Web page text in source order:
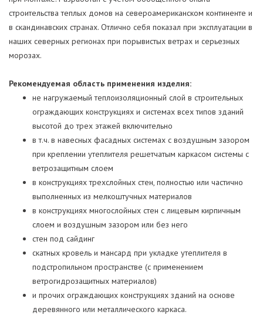
строительства теплых домов на североамериканском континенте и
в скандинавских странах. Отлично себя показал при эксплуатации в
наших северных регионах при порывистых ветрах и серьезных
морозах.
Рекомендуемая область применения изделия:
не нагружаемый теплоизоляционный слой в строительных
ограждающих конструкциях и системах всех типов зданий
высотой до трех этажей включительно
в т.ч. в навесных фасадных системах с воздушным зазором
при креплении утеплителя решетчатым каркасом системы с
ветрозащитным слоем
в конструкциях трехслойных стен, полностью или частично
выполненных из мелкоштучных материалов
в конструкциях многослойных стен с лицевым кирпичным
слоем и воздушным зазором или без него
стен под сайдинг
скатных кровель и мансард при укладке утеплителя в
подстропильном пространстве (с применением
ветрогидрозащитных материалов)
и прочих ограждающих конструкциях зданий на основе
деревянного или металлического каркаса.